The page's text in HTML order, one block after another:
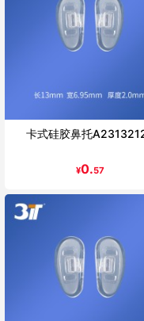
卡式硅胶鼻托
¥0.57